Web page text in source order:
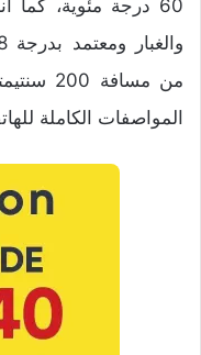
60 درجة مئوية،
المواصفات الكاملة